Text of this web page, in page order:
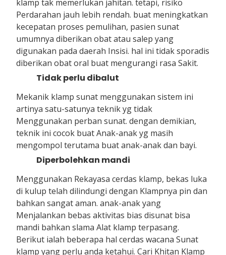
klamp tak memerlukan jahitan. tetapi, risiko
Perdarahan jauh lebih rendah. buat meningkatkan
kecepatan proses pemulihan, pasien sunat
umumnya diberikan obat atau salep yang
digunakan pada daerah Insisi. hal ini tidak sporadis
diberikan obat oral buat mengurangi rasa Sakit.
Tidak perlu dibalut
Mekanik klamp sunat menggunakan sistem ini
artinya satu-satunya teknik yg tidak
Menggunakan perban sunat. dengan demikian,
teknik ini cocok buat Anak-anak yg masih
mengompol terutama buat anak-anak dan bayi.
Diperbolehkan mandi
Menggunakan Rekayasa cerdas klamp, bekas luka
di kulup telah dilindungi dengan Klampnya pin dan
bahkan sangat aman. anak-anak yang
Menjalankan bebas aktivitas bias disunat bisa
mandi bahkan slama Alat klamp terpasang.
Berikut ialah beberapa hal cerdas wacana Sunat
klamp yang perlu anda ketahui. Cari Khitan Klamp